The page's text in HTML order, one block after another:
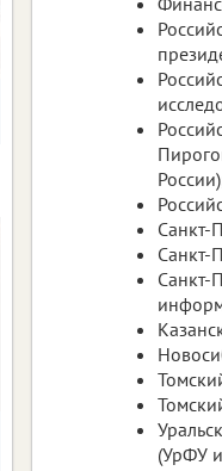
Санкт-
Санкт-
Санкт-
(УрФУ